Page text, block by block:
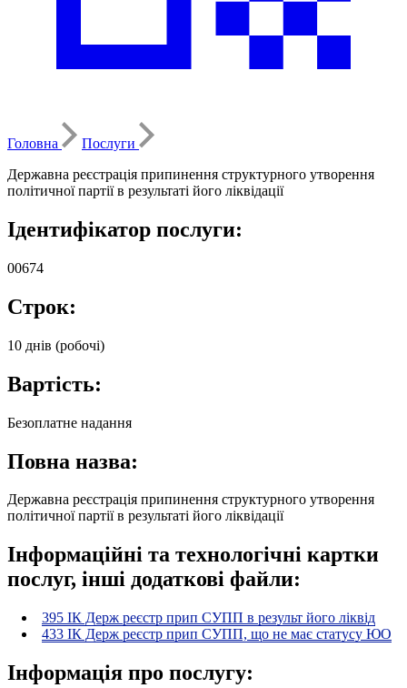
Головна
Послуги
Державна реєстрація припинення структурного утворення
політичної партії в результаті його ліквідації
Ідентифікатор послуги:
00674
Строк:
10 днів (робочі)
Вартість:
Безоплатне надання
Повна назва:
Державна реєстрація припинення структурного утворення
політичної партії в результаті його ліквідації
Інформаційні та технологічні картки
послуг, інші додаткові файли:
395 ІК Держ реєстр прип СУПП в результ його ліквід
433 ІК Держ реєстр прип СУПП, що не має статусу ЮО
Інформація про послугу: